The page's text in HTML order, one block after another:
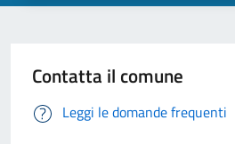
Contatta il comune
Leggi le domande frequenti